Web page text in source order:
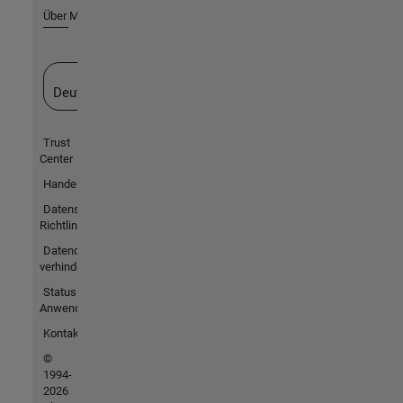
Über MathWorks
Deutschland
Trust
Center
Handelsmarken
Datenschutz-
Richtlinien
Datendiebstahl
verhindern
Status von
Anwendungen
Kontakt
©
1994-
2026